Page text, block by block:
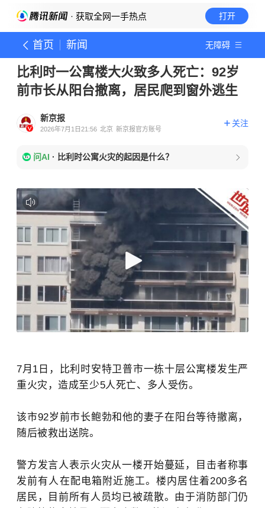
· 获取全网一手热点 打开
首页 新闻 无障碍
比利时一公寓楼大火致多人死亡：92岁
前市长从阳台撤离，居民爬到窗外逃生
新京报
2026年7月1日21:56 北京 新京报官方账号
关注
问AI · 比利时公寓火灾的起因是什么？
7月1日，比利时安特卫普市一栋十层公寓楼发生严
重火灾，造成至少5人死亡、多人受伤。
该市92岁前市长鲍勃和他的妻子在阳台等待撤离，
随后被救出送院。
警方发言人表示火灾从一楼开始蔓延，目击者称事
发前有人在配电箱附近施工。楼内居住着200多名
居民，目前所有人员均已被疏散。由于消防部门仍